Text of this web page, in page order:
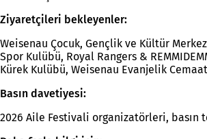
Ziyaretçileri bekleyenler:
Weisenau Çocuk, Gençlik ve Kültür
Spor Kulübü, Royal Rangers &
Kürek Kulübü, Weisenau Evanjelik
Basın davetiyesi:
2026 Aile Festivali organizatörleri,